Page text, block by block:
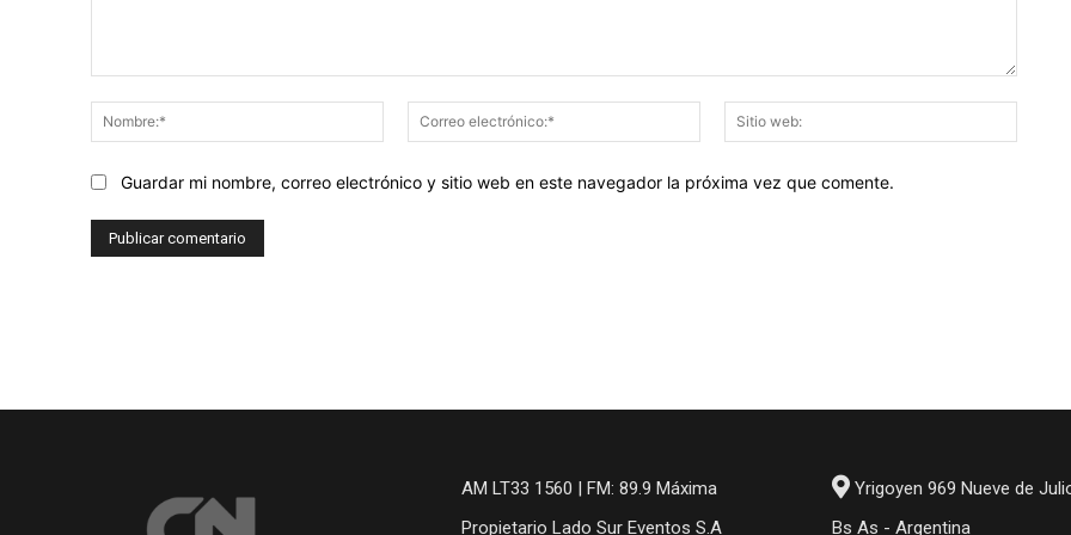
Nombre:*
Correo
electrónico:*
web:
Guardar mi nombre, correo electrónico y sitio web en este navegador la próxima vez que comente.
AM LT33 1560 | FM: 89.9 Máxima
Propietario Lado Sur Eventos S.A
Yrigoyen 969 Nueve de
Bs As - Argentina